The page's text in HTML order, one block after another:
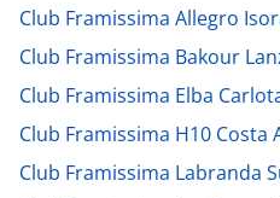
Club Framissima Allegro
Club Framissima Bakour
Club Framissima Elba
Club Framissima H10 Costa
Club Framissima Labranda